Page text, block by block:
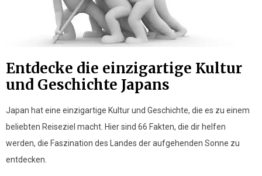
Entdecke die einzigartige Kultur
und Geschichte Japans
Japan hat eine einzigartige Kultur und Geschichte, die es zu einem
beliebten Reiseziel macht. Hier sind 66 Fakten, die dir helfen
werden, die Faszination des Landes der aufgehenden Sonne zu
entdecken.